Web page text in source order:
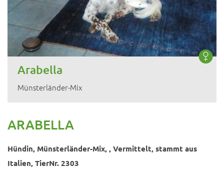
Arabella
Münsterländer-Mix
ARABELLA
Hündin, Münsterländer-Mix, , Vermittelt, stammt aus
Italien, TierNr. 2303